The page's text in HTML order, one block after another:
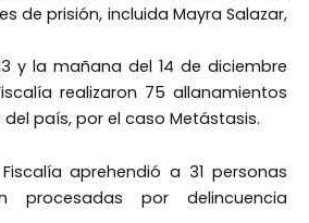
de prisión, incluida Mayra Salazar,
y la mañana del 14 de diciembre
realizaron 75 allanamientos
país, por el caso Metástasis.
aprehendió a 31 personas
procesadas por delincuencia